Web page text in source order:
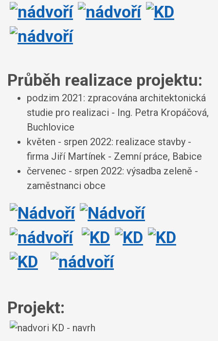
Průběh realizace projektu:
podzim 2021: zpracována architektonická
studie pro realizaci - Ing. Petra Kropáčová,
Buchlovice
květen - srpen 2022: realizace stavby -
firma Jiří Martínek - Zemní práce, Babice
červenec - srpen 2022: výsadba zeleně -
zaměstnanci obce
Projekt: